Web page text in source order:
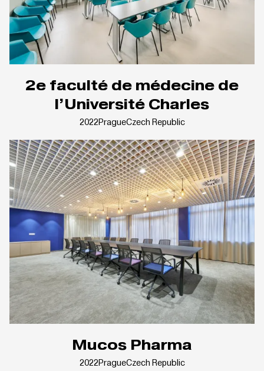
2e faculté de médecine de
l’Université Charles
2022PragueCzech Republic
Mucos Pharma
2022PragueCzech Republic